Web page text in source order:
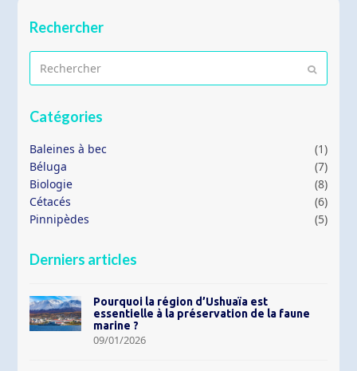
Rechercher
Rechercher
Envoyer
Catégories
Baleines à bec
(1)
Béluga
(7)
Biologie
(8)
Cétacés
(6)
Pinnipèdes
(5)
Derniers articles
Pourquoi la région d’Ushuaïa est
essentielle à la préservation de la faune
marine ?
09/01/2026